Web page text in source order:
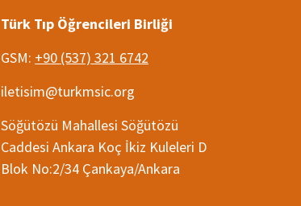
Türk Tıp Öğrencileri Birliği
GSM: +90 (537) 321 6742
iletisim@turkmsic.org
Söğütözü Mahallesi Söğütözü
Caddesi Ankara Koç İkiz Kuleleri D
Blok No:2/34 Çankaya/Ankara